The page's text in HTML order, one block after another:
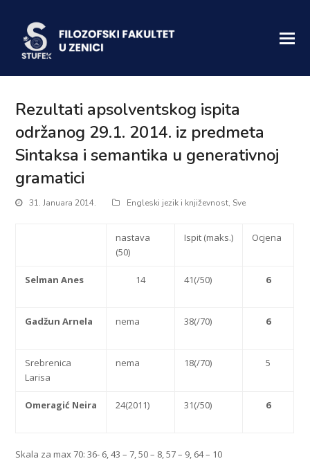
Rezultati apsolventskog ispita
održanog 29.1. 2014. iz predmeta
Sintaksa i semantika u generativnoj
gramatici
31. Januara 2014. Engleski jezik i književnost, Sve
nastava
(50)
Ispit (maks.) Ocjena
Selman Anes 14 41(/50) 6
Gadžun Arnela nema 38(/70) 6
Srebrenica
Larisa
nema 18(/70) 5
Omeragić Neira 24(2011) 31(/50) 6
Skala za max 70: 36- 6, 43 – 7, 50 – 8, 57 – 9, 64 – 10